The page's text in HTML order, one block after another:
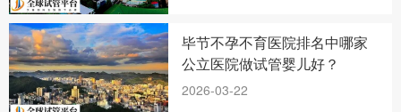
毕节不孕不育医院排名中哪家
公立医院做试管婴儿好？
2026-03-22